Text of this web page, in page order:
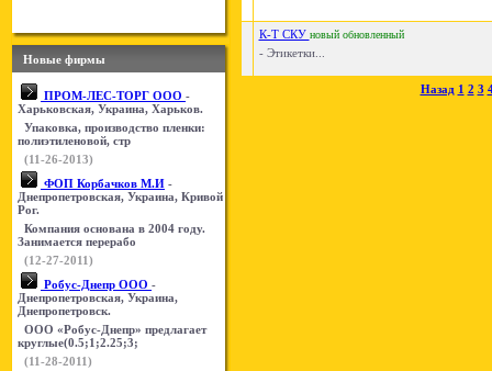
Новые фирмы
ПРОМ-ЛЕС-ТОРГ ООО -
Харьковская, Украина, Харьков.
Упаковка, производство пленки:
полиэтиленовой, стр
(11-26-2013)
ФОП Корбачков М.И -
Днепропетровская, Украина, Кривой
Рог.
Компания основана в 2004 году.
Занимается перерабо
(12-27-2011)
Робус-Днепр ООО -
Днепропетровская, Украина,
Днепропетровск.
ООО «Робус-Днепр» предлагает
круглые(0.5;1;2.25;3;
(11-28-2011)
К-Т СКУ новый обновленный
- Этикетки...
Назад 1 2 3